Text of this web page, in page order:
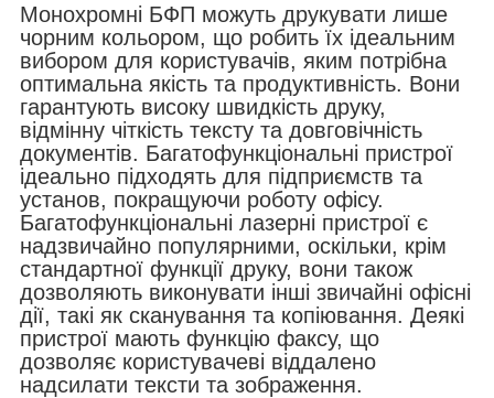
Монохромні БФП можуть друкувати лише
чорним кольором, що робить їх ідеальним
вибором для користувачів, яким потрібна
оптимальна якість та продуктивність. Вони
гарантують високу швидкість друку,
відмінну чіткість тексту та довговічність
документів. Багатофункціональні пристрої
ідеально підходять для підприємств та
установ, покращуючи роботу офісу.
Багатофункціональні лазерні пристрої є
надзвичайно популярними, оскільки, крім
стандартної функції друку, вони також
дозволяють виконувати інші звичайні офісні
дії, такі як сканування та копіювання. Деякі
пристрої мають функцію факсу, що
дозволяє користувачеві віддалено
надсилати тексти та зображення.